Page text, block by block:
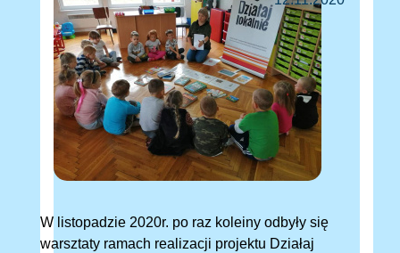
W listopadzie 2020r. po raz koleiny odbyły się
warsztaty ramach realizacji projektu Działaj